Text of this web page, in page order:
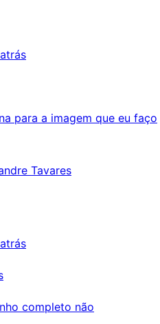
para a imagem que eu faço
Tavares
completo não